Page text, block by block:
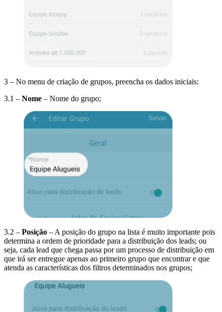
3 – No menu de criação de grupos, preencha os dados iniciais:
3.1 – Nome – Nome do grupo;
3.2 – Posição – A posição do grupo na lista é muito importante pois
determina a ordem de prioridade para a distribuição dos leads; ou
seja, cada lead que chega passa por um processo de distribuição em
que irá ser entregue apenas ao primeiro grupo que encontrar e que
atenda as características dos filtros determinados nos grupos;